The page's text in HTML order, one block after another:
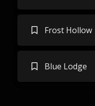
Frost Hollow
Blue Lodge